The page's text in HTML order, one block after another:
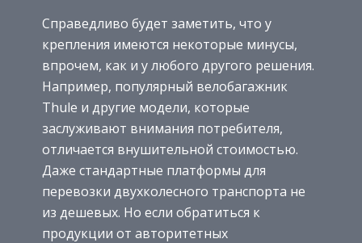
Справедливо будет заметить, что у
крепления имеются некоторые минусы,
впрочем, как и у любого другого решения.
Например, популярный велобагажник
Thule и другие модели, которые
заслуживают внимания потребителя,
отличается внушительной стоимостью.
Даже стандартные платформы для
перевозки двухколесного транспорта не
из дешевых. Но если обратиться к
продукции от авторитетных